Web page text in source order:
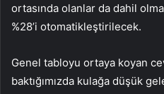
ortasında olanlar da dahil
%28’i otomatikleştirilecek.
Genel tabloyu ortaya koyan
baktığımızda kulağa düşük